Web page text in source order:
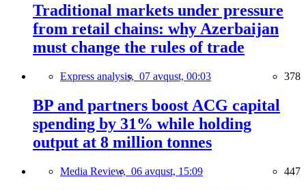
Traditional markets under pressure
from retail chains: why Azerbaijan
must change the rules of trade
Express analysis, 07 avqust, 00:03 378
BP and partners boost ACG capital
spending by 31% while holding
output at 8 million tonnes
Media Review, 06 avqust, 15:09 447